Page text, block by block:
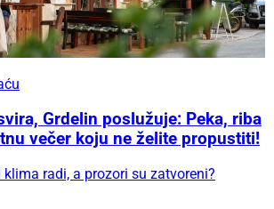
Grdelin poslužuje: Peka, riba
večer koju ne želite propustiti!
radi, a prozori su zatvoreni?